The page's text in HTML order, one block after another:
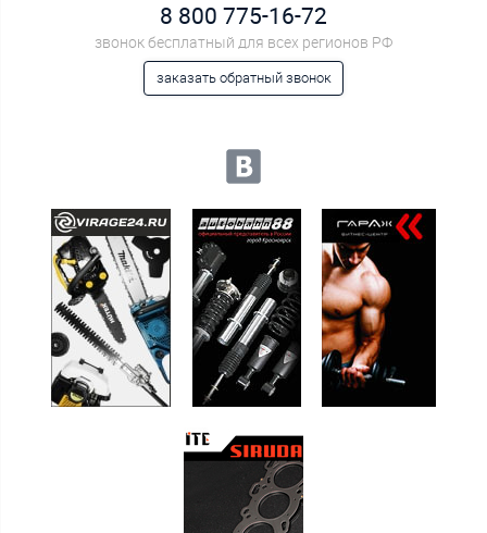
8 800 775-16-72
звонок бесплатный для всех регионов РФ
заказать обратный звонок